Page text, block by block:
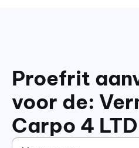
Proefrit
voor de:
Carpo 4